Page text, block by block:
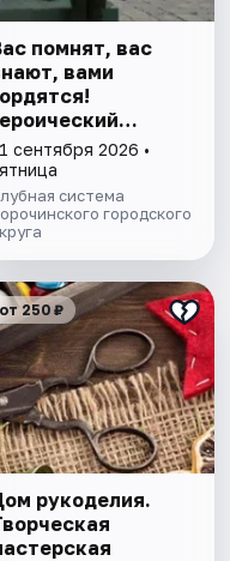
помнят, вас
вами
сентября 2026 •
система
городского
от 250 ₽
рукоделия.